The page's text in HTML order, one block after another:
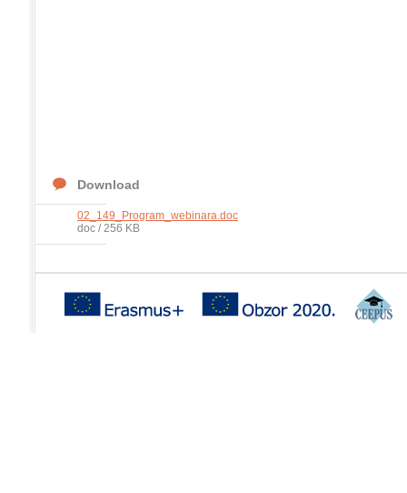
Download
02_149_Program_webinara.doc
doc / 256 KB